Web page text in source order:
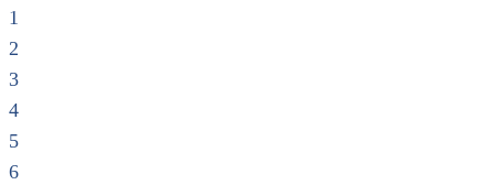
1
2
3
4
5
6